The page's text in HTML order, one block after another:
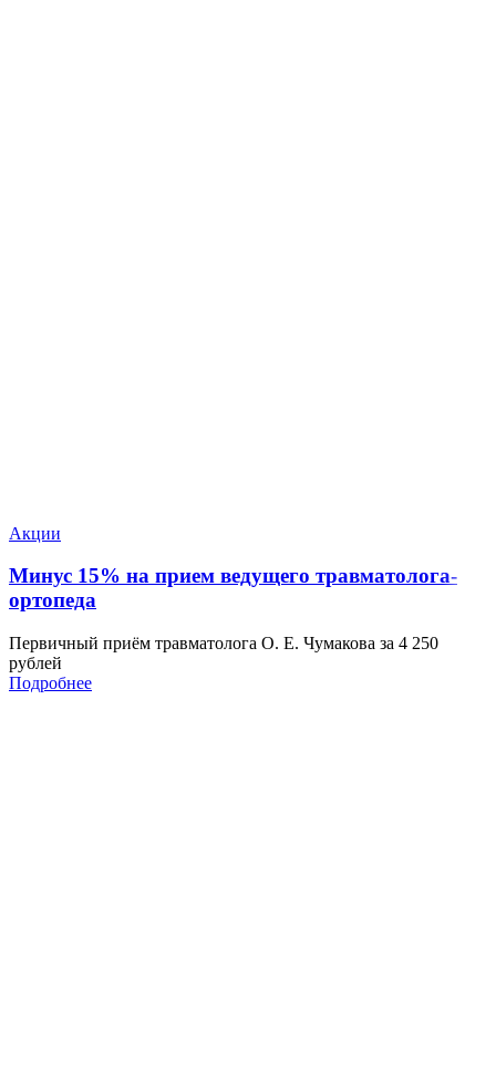
Акции
Минус 15% на прием ведущего травматолога-
ортопеда
Первичный приём травматолога О. Е. Чумакова за 4 250
рублей
Подробнее